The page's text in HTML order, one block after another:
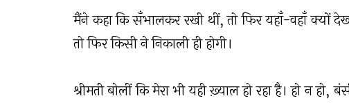
मैंने कहा कि सँभालकर रखी थीं, तो फिर यहाँ-वहाँ क्यों
तो फिर किसी ने निकाली ही होगी।
श्रीमती बोलीं कि मेरा भी यही ख़्याल हो रहा है। हो न